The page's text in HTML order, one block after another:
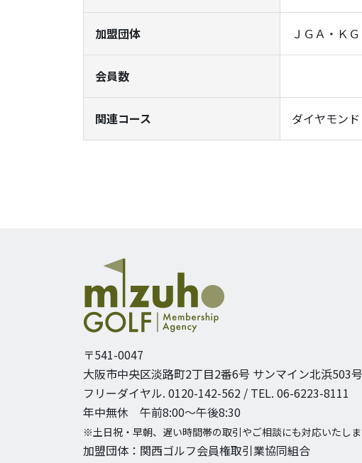
加盟団体 ＪＧＡ・ＫＧ
会員数
関連コース ダイヤモンド
〒541-0047
大阪市中央区淡路町2丁目2番6号 サンマイン北浜503号
フリーダイヤル. 0120-142-562 / TEL. 06-6223-8111
年中無休 午前8:00〜午後8:30
※土日祝・早朝、遅い時間帯の取引やご相談にも対応いたしま
加盟団体：関西ゴルフ会員権取引業協同組合